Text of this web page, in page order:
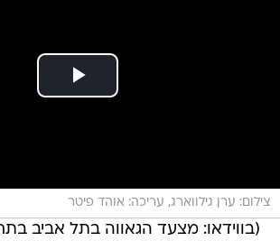
צילום: ערן גילווארג, עריכה: אוהד פיטר
(בווידאו: מצעד הגאווה בתל אביב